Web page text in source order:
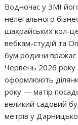
Водночас у ЗМІ
нелегального
шахрайських кол-
вебкам-студій та
бум родини вражає
Червень 2026
оформлюють
року — матір
великий садовий
метрів у